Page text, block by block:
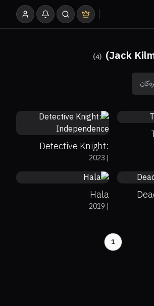
(
4
)
Detective Knight:
Independence|
2023
5.7
88%
75%
Hala
|
2019
1